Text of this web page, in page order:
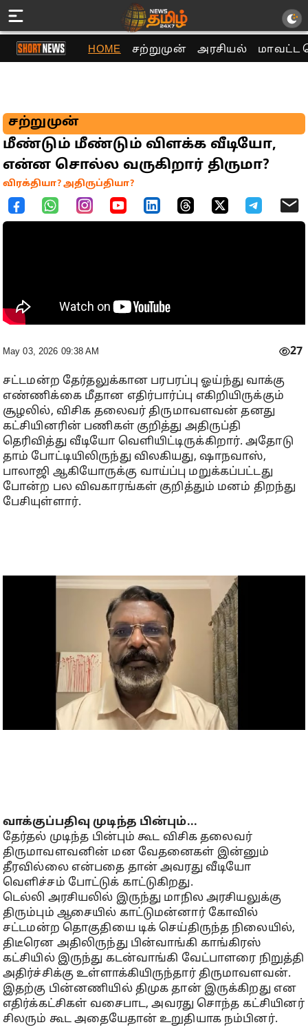
HOME சற்றுமுன் அரசியல் மாவட்ட
சற்றுமுன்
மீண்டும் மீண்டும் விளக்க வீடியோ,
என்ன சொல்ல வருகிறார் திருமா?
விரக்தியா? அதிருப்தியா?
May 03, 2026 09:38 AM 27
சட்டமன்ற தேர்தலுக்கான பரபரப்பு ஓய்ந்து வாக்கு
எண்ணிக்கை மீதான எதிர்பார்ப்பு எகிறியிருக்கும்
சூழலில், விசிக தலைவர் திருமாவளவன் தனது
கட்சியினரின் பணிகள் குறித்து அதிருப்தி
தெரிவித்து வீடியோ வெளியிட்டிருக்கிறார். அதோடு
தாம் போட்டியிலிருந்து விலகியது, ஷாநவாஸ்,
பாலாஜி ஆகியோருக்கு வாய்ப்பு மறுக்கப்பட்டது
போன்ற பல விவகாரங்கள் குறித்தும் மனம் திறந்து
பேசியுள்ளார்.
வாக்குப்பதிவு முடிந்த பின்பும்...
தேர்தல் முடிந்த பின்பும் கூட விசிக தலைவர்
திருமாவளவனின் மன வேதனைகள் இன்னும்
தீரவில்லை என்பதை தான் அவரது வீடியோ
வெளிச்சம் போட்டுக் காட்டுகிறது.
டெல்லி அரசியலில் இருந்து மாநில அரசியலுக்கு
திரும்பும் ஆசையில் காட்டுமன்னார் கோவில்
சட்டமன்ற தொகுதியை டிக் செய்திருந்த நிலையில்,
திடீரென அதிலிருந்து பின்வாங்கி காங்கிரஸ்
கட்சியில் இருந்து கடன்வாங்கி வேட்பாளரை நிறுத்தி
அதிர்ச்சிக்கு உள்ளாக்கியிருந்தார் திருமாவளவன்.
இதற்கு பின்னணியில் திமுக தான் இருக்கிறது என
எதிர்க்கட்சிகள் வசைபாட, அவரது சொந்த கட்சியினர்
சிலரும் கூட அதையேதான் உறுதியாக நம்பினர்.